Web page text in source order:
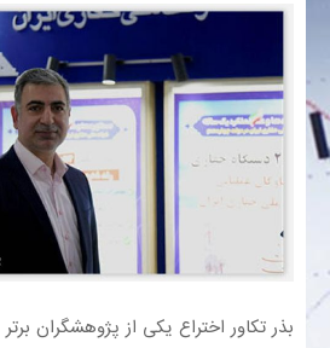
پیوند‌ها
چند رسانه‌ای
بیمه و بورس
بانک
بذر تکاور اختراع یکی از پژوهشگران برتر